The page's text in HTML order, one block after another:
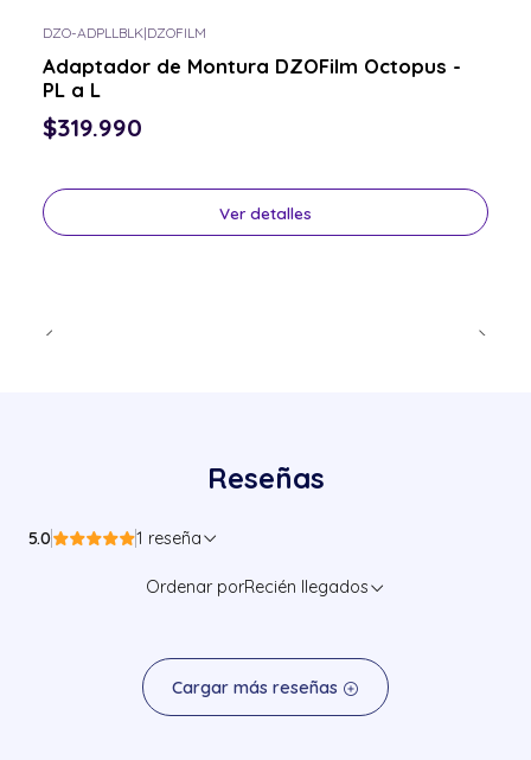
DZO-ADPLLBLK|DZOFILM
Adaptador de Montura DZOFilm Octopus -
PL a L
$319.990
Ver detalles
Reseñas
5.0 1 reseña
Ordenar porRecién llegados
Cargar más reseñas